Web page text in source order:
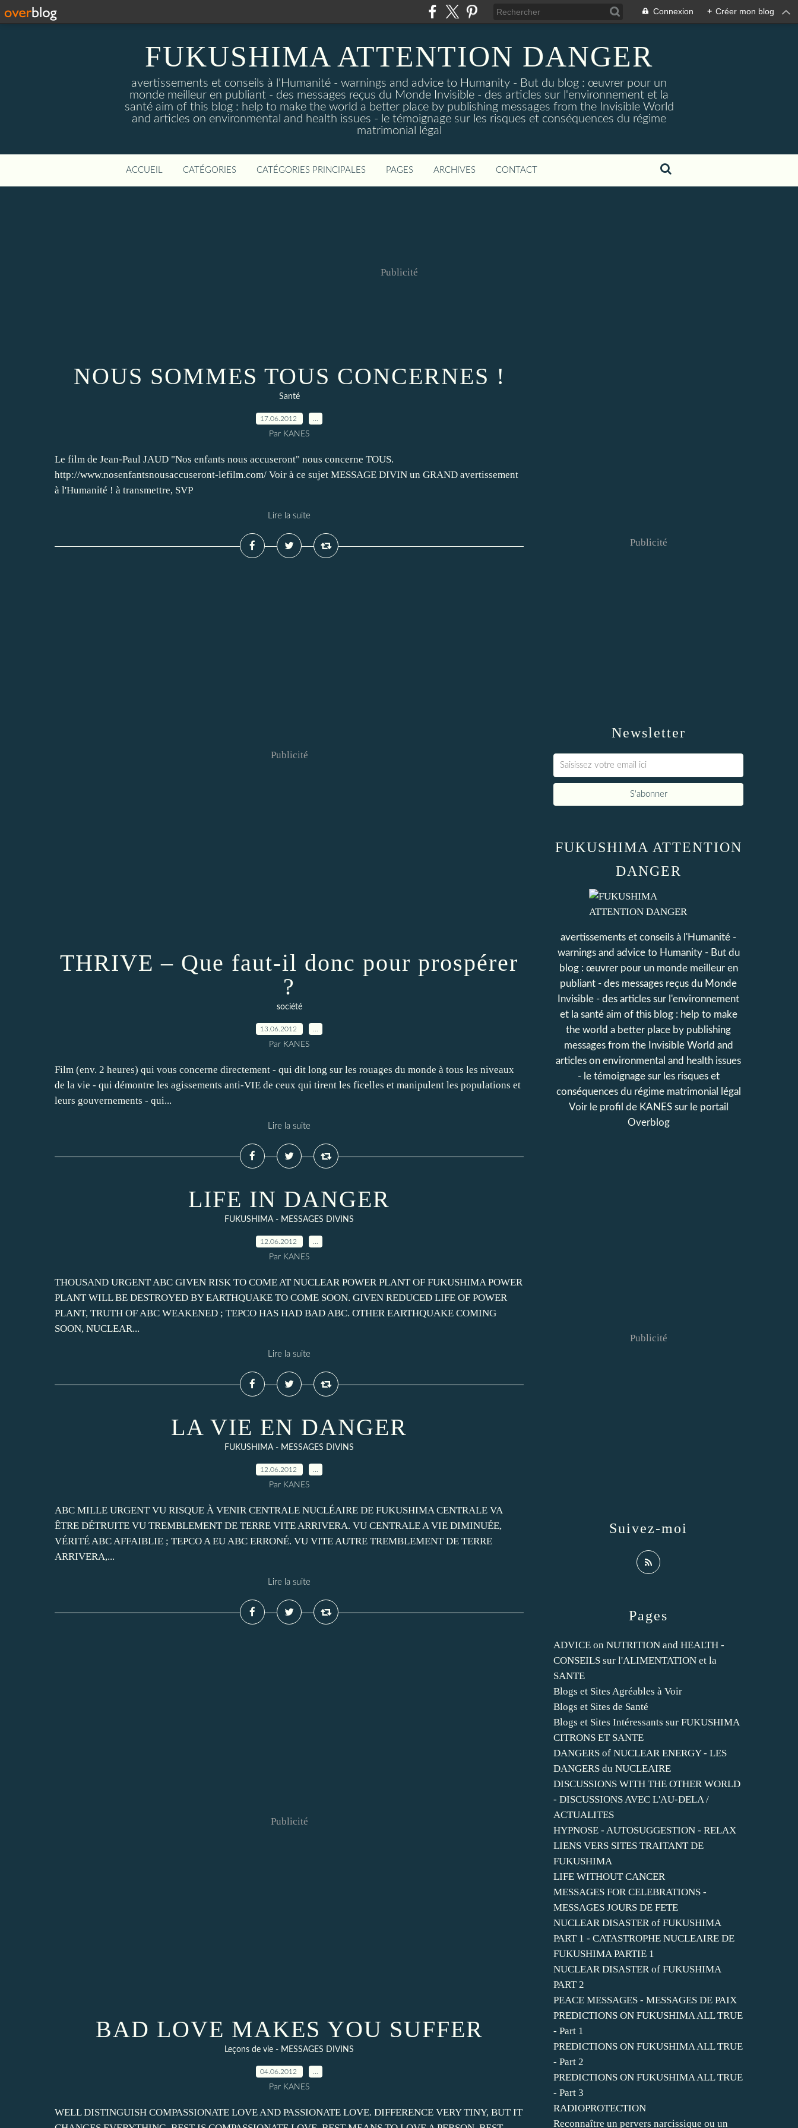
Connexion + Créer mon blog
FUKUSHIMA ATTENTION DANGER
avertissements et conseils à l'Humanité - warnings and advice to Humanity - But du blog : œuvrer pour un
monde meilleur en publiant - des messages reçus du Monde Invisible - des articles sur l'environnement et la
santé aim of this blog : help to make the world a better place by publishing messages from the Invisible World
and articles on environmental and health issues - le témoignage sur les risques et conséquences du régime
matrimonial légal
ACCUEIL CATÉGORIES CATÉGORIES PRINCIPALES PAGES ARCHIVES CONTACT
Publicité
NOUS SOMMES TOUS CONCERNES !
Santé
17.06.2012
Par KANES
Le film de Jean-Paul JAUD "Nos enfants nous accuseront" nous concerne TOUS.
http://www.nosenfantsnousaccuseront-lefilm.com/ Voir à ce sujet MESSAGE DIVIN un GRAND avertissement
à l'Humanité ! à transmettre, SVP
Lire la suite
Publicité
THRIVE – Que faut-il donc pour prospérer
?
société
13.06.2012
Par KANES
Film (env. 2 heures) qui vous concerne directement - qui dit long sur les rouages du monde à tous les niveaux
de la vie - qui démontre les agissements anti-VIE de ceux qui tirent les ficelles et manipulent les populations et
leurs gouvernements - qui...
Lire la suite
LIFE IN DANGER
FUKUSHIMA - MESSAGES DIVINS
12.06.2012
Par KANES
THOUSAND URGENT ABC GIVEN RISK TO COME AT NUCLEAR POWER PLANT OF FUKUSHIMA POWER
PLANT WILL BE DESTROYED BY EARTHQUAKE TO COME SOON. GIVEN REDUCED LIFE OF POWER
PLANT, TRUTH OF ABC WEAKENED ; TEPCO HAS HAD BAD ABC. OTHER EARTHQUAKE COMING
SOON, NUCLEAR...
Lire la suite
LA VIE EN DANGER
FUKUSHIMA - MESSAGES DIVINS
12.06.2012
Par KANES
ABC MILLE URGENT VU RISQUE À VENIR CENTRALE NUCLÉAIRE DE FUKUSHIMA CENTRALE VA
ÊTRE DÉTRUITE VU TREMBLEMENT DE TERRE VITE ARRIVERA. VU CENTRALE A VIE DIMINUÉE,
VÉRITÉ ABC AFFAIBLIE ; TEPCO A EU ABC ERRONÉ. VU VITE AUTRE TREMBLEMENT DE TERRE
ARRIVERA,...
Lire la suite
Publicité
BAD LOVE MAKES YOU SUFFER
Leçons de vie - MESSAGES DIVINS
04.06.2012
Par KANES
WELL DISTINGUISH COMPASSIONATE LOVE AND PASSIONATE LOVE. DIFFERENCE VERY TINY, BUT IT
Newsletter
Publicité
Pages
ADVICE on NUTRITION and HEALTH -
CONSEILS sur l'ALIMENTATION et la
SANTE
Blogs et Sites Agréables à Voir
Blogs et Sites de Santé
Blogs et Sites Intéressants sur FUKUSHIMA
CITRONS ET SANTE
DANGERS of NUCLEAR ENERGY - LES
DANGERS du NUCLEAIRE
DISCUSSIONS WITH THE OTHER WORLD
- DISCUSSIONS AVEC L'AU-DELA /
ACTUALITES
HYPNOSE - AUTOSUGGESTION - RELAX
LIENS VERS SITES TRAITANT DE
FUKUSHIMA
LIFE WITHOUT CANCER
MESSAGES FOR CELEBRATIONS -
MESSAGES JOURS DE FETE
NUCLEAR DISASTER of FUKUSHIMA
PART 1 - CATASTROPHE NUCLEAIRE DE
FUKUSHIMA PARTIE 1
NUCLEAR DISASTER of FUKUSHIMA
PART 2
PEACE MESSAGES - MESSAGES DE PAIX
PREDICTIONS ON FUKUSHIMA ALL TRUE
- Part 1
PREDICTIONS ON FUKUSHIMA ALL TRUE
- Part 2
PREDICTIONS ON FUKUSHIMA ALL TRUE
- Part 3
RADIOPROTECTION
Reconnaître un pervers narcissique ou un
FUKUSHIMA ATTENTION
DANGER
avertissements et conseils à l'Humanité -
warnings and advice to Humanity - But du
blog : œuvrer pour un monde meilleur en
publiant - des messages reçus du Monde
Invisible - des articles sur l'environnement
et la santé aim of this blog : help to make
the world a better place by publishing
messages from the Invisible World and
articles on environmental and health issues
- le témoignage sur les risques et
conséquences du régime matrimonial légal
Voir le profil de KANESsur le portail
Overblog
Suivez-moi
Publicité